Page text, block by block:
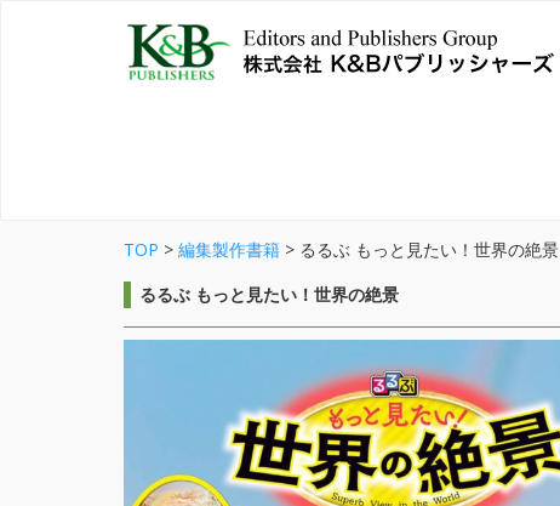
TOP > 編集製作書籍 > るるぶ もっと見たい！世界の絶景
るるぶ もっと見たい！世界の絶景